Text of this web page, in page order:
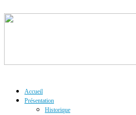
Accueil
Présentation
Historique